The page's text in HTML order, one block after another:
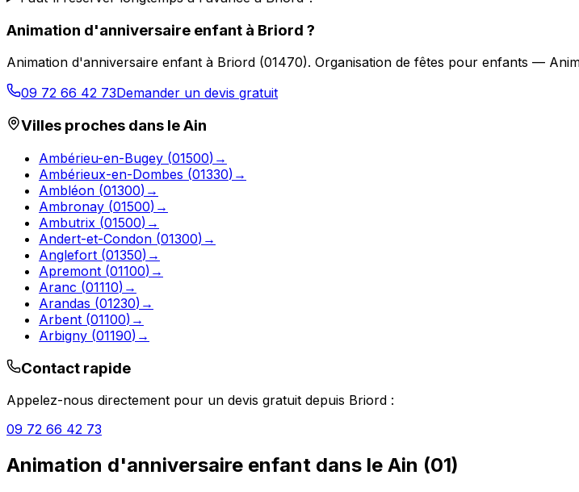
Animation d'anniversaire enfant à Briord ?
Animation d'anniversaire enfant à Briord (01470). Organisation de fêtes pour enfants —
09 72 66 42 73Demander un devis gratuit
Villes proches dans leAin
Ambérieu-en-Bugey (01500) →
Ambérieux-en-Dombes (01330) →
Ambléon (01300) →
Ambronay (01500) →
Ambutrix (01500) →
Andert-et-Condon (01300) →
Anglefort (01350) →
Apremont (01100) →
Aranc (01110) →
Arandas (01230) →
Arbent (01100) →
Arbigny (01190) →
Contact rapide
Appelez-nous directement pour un devis gratuit depuis Briord :
09 72 66 42 73
Animation d'anniversaire enfant dans le Ain (01)